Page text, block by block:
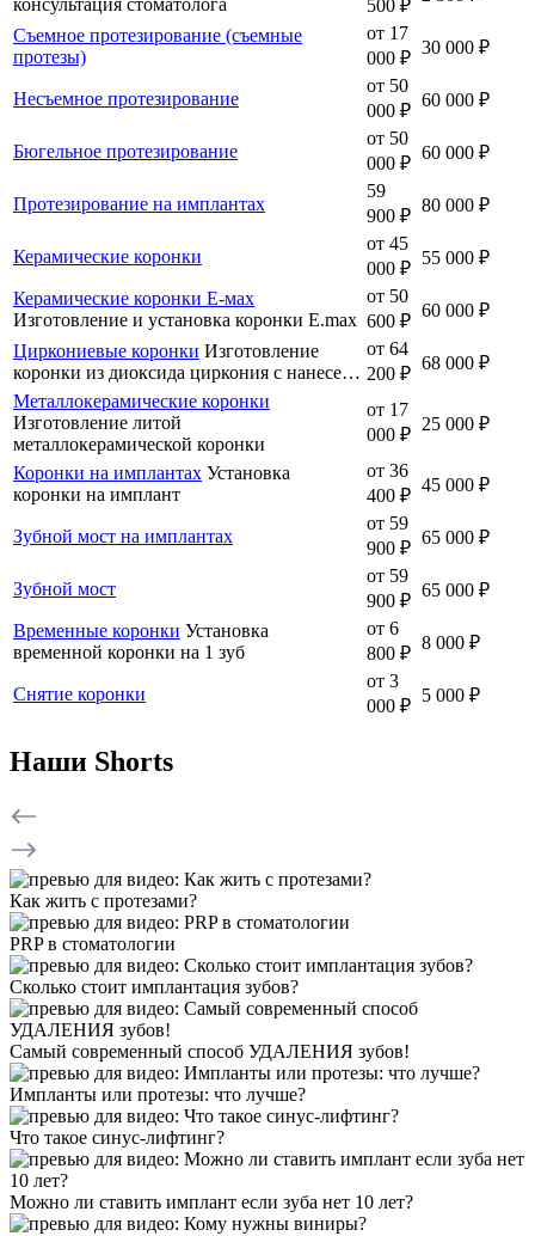
консультация стоматолога
500 ₽
Съемное протезирование (съемные
протезы)
от 17
000 ₽
30 000 ₽
Несъемное протезирование
от 50
000 ₽
60 000 ₽
Бюгельное протезирование
от 50
000 ₽
60 000 ₽
Протезирование на имплантах
59
900 ₽
80 000 ₽
Керамические коронки
от 45
000 ₽
55 000 ₽
Керамические коронки Е-мах
Изготовление и установка коронки E.max
от 50
600 ₽
60 000 ₽
Циркониевые коронки Изготовление
коронки из диоксида циркония с нанесе…
от 64
200 ₽
68 000 ₽
Металлокерамические коронки
Изготовление литой
металлокерамической коронки
от 17
000 ₽
25 000 ₽
Коронки на имплантах Установка
коронки на имплант
от 36
400 ₽
45 000 ₽
Зубной мост на имплантах
от 59
900 ₽
65 000 ₽
Зубной мост
от 59
900 ₽
65 000 ₽
Временные коронки Установка
временной коронки на 1 зуб
от 6
800 ₽
8 000 ₽
Снятие коронки
от 3
000 ₽
5 000 ₽
Наши Shorts
Как жить с протезами?
PRP в стоматологии
Сколько стоит имплантация зубов?
Самый современный способ УДАЛЕНИЯ зубов!
Импланты или протезы: что лучше?
Что такое синус-лифтинг?
Можно ли ставить имплант если зуба нет 10 лет?